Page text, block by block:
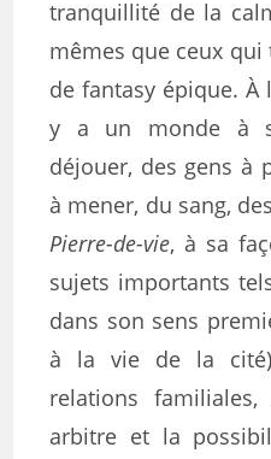
tranquillité de la
mêmes que ceux
de fantasy épique. À
y a un monde à
déjouer, des gens à
à mener, du sang,
Pierre-de-vie, à sa
sujets importants
dans son sens
à la vie de la
relations
arbitre et la